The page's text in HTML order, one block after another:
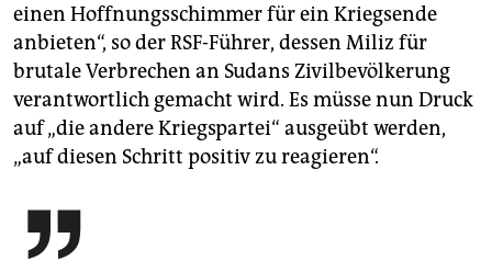
einen Hoffnungsschimmer für ein Kriegsende
anbieten“, so der RSF-Führer, dessen Miliz für
brutale Verbrechen an Sudans Zivilbevölkerung
verantwortlich gemacht wird. Es müsse nun Druck
auf „die andere Kriegspartei“ ausgeübt werden,
„auf diesen Schritt positiv zu reagieren“.
